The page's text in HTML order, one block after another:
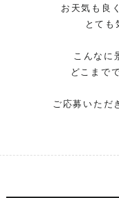
お天気も良
とて
こんなに
どこまで
ご応募いただ